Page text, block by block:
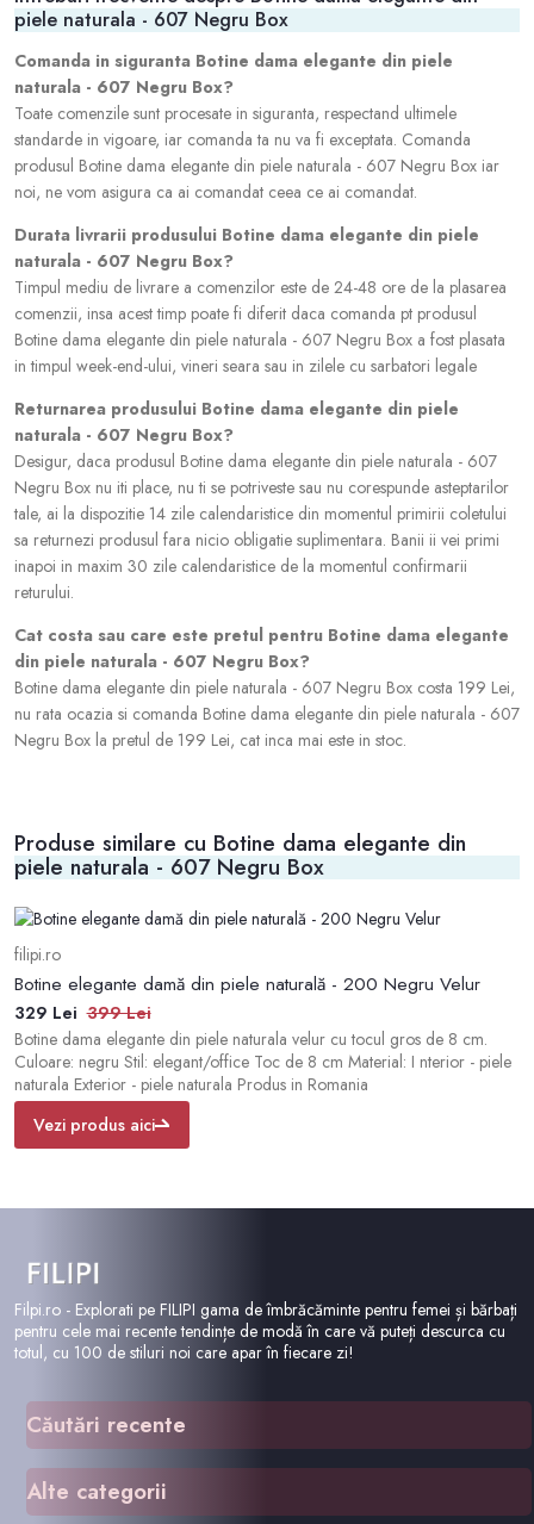
piele naturala - 607 Negru Box
Comanda in siguranta Botine dama elegante din piele
naturala - 607 Negru Box?
Toate comenzile sunt procesate in siguranta, respectand ultimele
standarde in vigoare, iar comanda ta nu va fi exceptata. Comanda
produsul Botine dama elegante din piele naturala - 607 Negru Box iar
noi, ne vom asigura ca ai comandat ceea ce ai comandat.
Durata livrarii produsului Botine dama elegante din piele
naturala - 607 Negru Box?
Timpul mediu de livrare a comenzilor este de 24-48 ore de la plasarea
comenzii, insa acest timp poate fi diferit daca comanda pt produsul
Botine dama elegante din piele naturala - 607 Negru Box a fost plasata
in timpul week-end-ului, vineri seara sau in zilele cu sarbatori legale
Returnarea produsului Botine dama elegante din piele
naturala - 607 Negru Box?
Desigur, daca produsul Botine dama elegante din piele naturala - 607
Negru Box nu iti place, nu ti se potriveste sau nu corespunde asteptarilor
tale, ai la dispozitie 14 zile calendaristice din momentul primirii coletului
sa returnezi produsul fara nicio obligatie suplimentara. Banii ii vei primi
inapoi in maxim 30 zile calendaristice de la momentul confirmarii
returului.
Cat costa sau care este pretul pentru Botine dama elegante
din piele naturala - 607 Negru Box?
Botine dama elegante din piele naturala - 607 Negru Box costa 199 Lei,
nu rata ocazia si comanda Botine dama elegante din piele naturala - 607
Negru Box la pretul de 199 Lei, cat inca mai este in stoc.
Produse similare cu Botine dama elegante din
piele naturala - 607 Negru Box
filipi.ro
Botine elegante damă din piele naturală - 200 Negru Velur
329 Lei 399 Lei
Botine dama elegante din piele naturala velur cu tocul gros de 8 cm.
Culoare: negru Stil: elegant/office Toc de 8 cm Material: I nterior - piele
naturala Exterior - piele naturala Produs in Romania
Vezi produs aici
Filpi.ro - Explorati pe FILIPI gama de îmbrăcăminte pentru femei și bărbați
pentru cele mai recente tendințe de modă în care vă puteți descurca cu
totul, cu 100 de stiluri noi care apar în fiecare zi!
Căutări recente
Pijamale
Pantofi
Alte categorii